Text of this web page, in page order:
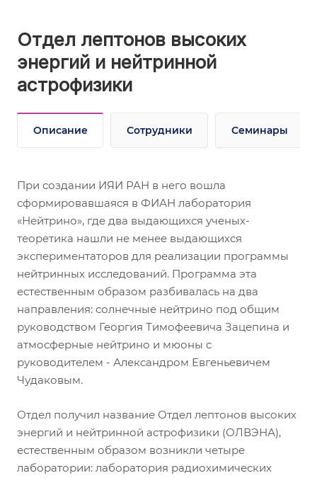
Отдел лептонов высоких
энергий и нейтринной
астрофизики
Описание Сотрудники Семинары
При создании ИЯИ РАН в него вошла
сформировавшаяся в ФИАН лаборатория
«Нейтрино», где два выдающихся ученых-
теоретика нашли не менее выдающихся
экспериментаторов для реализации программы
нейтринных исследований. Программа эта
естественным образом разбивалась на два
направления: солнечные нейтрино под общим
руководством Георгия Тимофеевича Зацепина и
атмосферные нейтрино и мюоны с
руководителем - Александром Евгеньевичем
Чудаковым.
Отдел получил название Отдел лептонов высоких
энергий и нейтринной астрофизики (ОЛВЭНА),
естественным образом возникли четыре
лаборатории: лаборатория радиохимических